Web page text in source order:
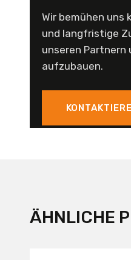
Wir bemühen uns
und langfristige
unseren Partnern
aufzubauen.
ÄHNLICHE